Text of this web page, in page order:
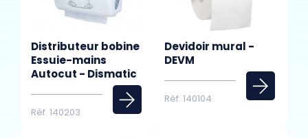
Distributeur bobine
Essuie-mains
Autocut - Dismatic
Réf. 140203
Devidoir mural -
DEVM
Réf. 140104